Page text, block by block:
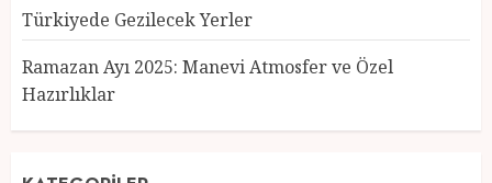
Türkiyede Gezilecek Yerler
Ramazan Ayı 2025: Manevi Atmosfer ve Özel
Hazırlıklar
Türkiye’nin En Güzel Kedileri
Seçildi
12 MART 2025